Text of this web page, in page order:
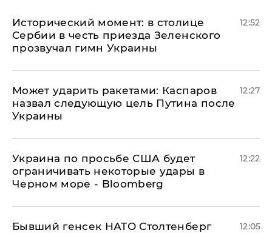
Исторический момент: в столице
Сербии в честь приезда Зеленского
прозвучал гимн Украины
12:52
Может ударить ракетами: Каспаров
назвал следующую цель Путина после
Украины
12:27
Украина по просьбе США будет
ограничивать некоторые удары в
Черном море - Bloomberg
12:22
Бывший генсек НАТО Столтенберг
12:05